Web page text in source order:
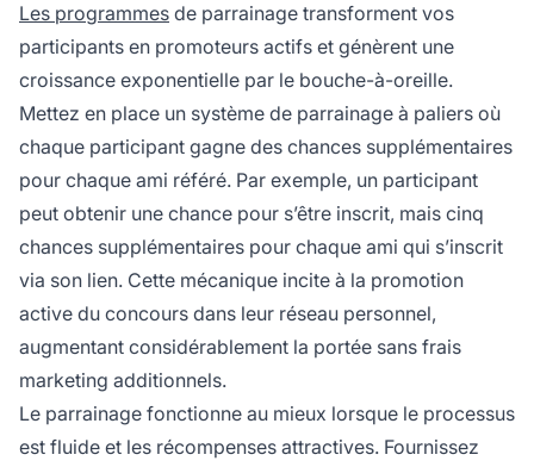
Les programmes de parrainage transforment vos
participants en promoteurs actifs et génèrent une
croissance exponentielle par le bouche-à-oreille.
Mettez en place un système de parrainage à paliers où
chaque participant gagne des chances supplémentaires
pour chaque ami référé. Par exemple, un participant
peut obtenir une chance pour s’être inscrit, mais cinq
chances supplémentaires pour chaque ami qui s’inscrit
via son lien. Cette mécanique incite à la promotion
active du concours dans leur réseau personnel,
augmentant considérablement la portée sans frais
marketing additionnels.
Le parrainage fonctionne au mieux lorsque le processus
est fluide et les récompenses attractives. Fournissez